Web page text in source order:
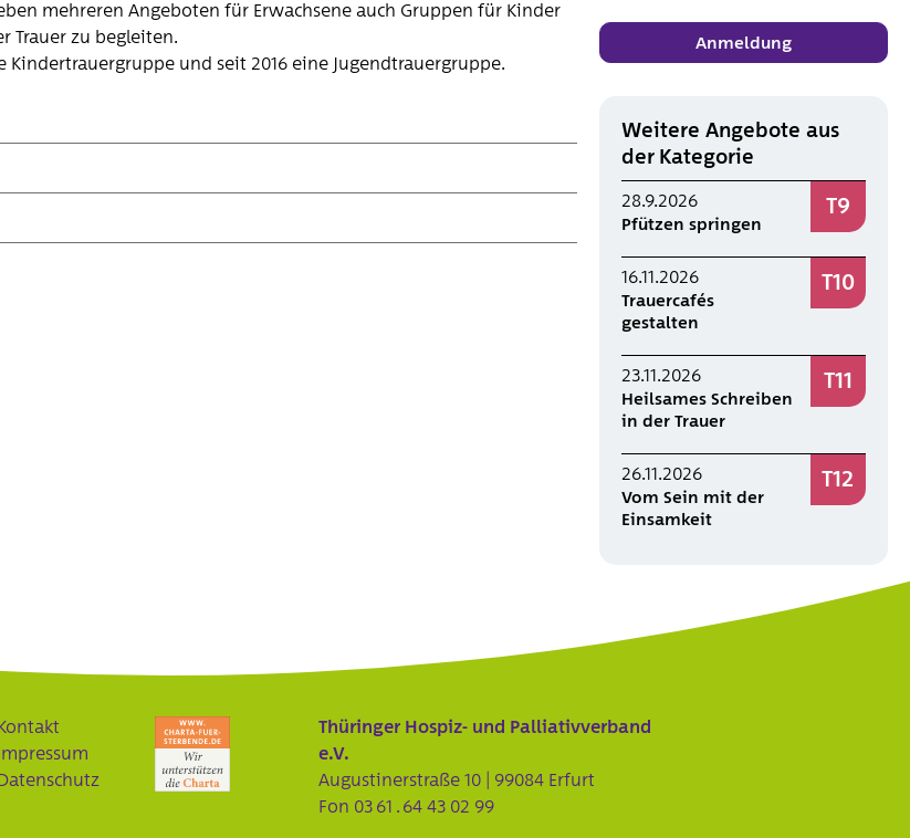
mehreren Angeboten für Erwachsene auch Gruppen für Kinder
Trauer zu begleiten.
Kindertrauergruppe und seit 2016 eine Jugendtrauergruppe.
Anmeldung
Weitere Angebote aus
der Kategorie
T9
28.9.2026
Pfützen springen
T10
16.11.2026
Trauercafés
gestalten
T11
23.11.2026
Heilsames Schreiben
in der Trauer
T12
26.11.2026
Vom Sein mit der
Einsamkeit
Kontakt
Impressum
Datenschutz
Thüringer Hospiz- und Palliativverband
e.V.
Augustinerstraße 10 | 99084 Erfurt
Fon 03 61 . 64 43 02 99